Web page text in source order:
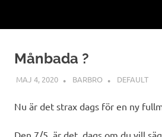
Månbada ?
MAJ 4, 2020 BARBRO DEFAULT
Nu är det strax dags för en ny
Den 7/5 är det dags om du vill